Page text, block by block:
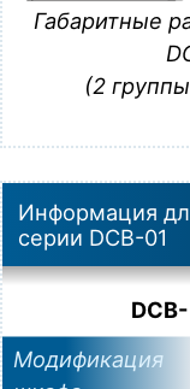
Габаритные
(2
Информация
серии DCB-01
DCB-
Модификация